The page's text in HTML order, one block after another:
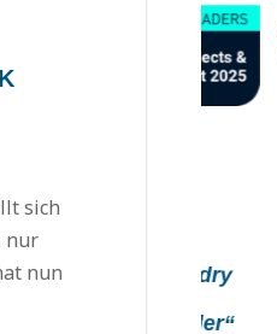
sich
nur
nun
Daniel Soudry